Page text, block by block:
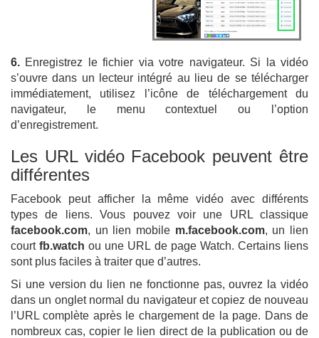
6. Enregistrez le fichier via votre navigateur. Si la vidéo
s’ouvre dans un lecteur intégré au lieu de se télécharger
immédiatement, utilisez l’icône de téléchargement du
navigateur, le menu contextuel ou l’option
d’enregistrement.
Les URL vidéo Facebook peuvent être
différentes
Facebook peut afficher la même vidéo avec différents
types de liens. Vous pouvez voir une URL classique
facebook.com, un lien mobile m.facebook.com, un lien
courtfb.watch ou une URL de page Watch. Certains liens
sont plus faciles à traiter que d’autres.
Si une version du lien ne fonctionne pas, ouvrez la vidéo
dans un onglet normal du navigateur et copiez de nouveau
l’URL complète après le chargement de la page. Dans de
nombreux cas, copier le lien direct de la publication ou de